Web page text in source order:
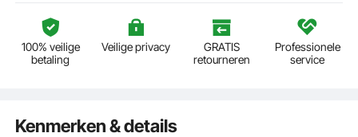
100% veilige
betaling
Veilige privacy
GRATIS
retourneren
Professionele
service
Kenmerken & details